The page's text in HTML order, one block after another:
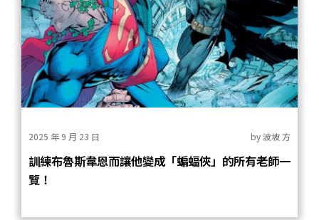
2025 年 9 月 23 日 by波坡 方
訓練布魯斯韋恩而讓他變成「蝙蝠俠」的所有老師一
覽！